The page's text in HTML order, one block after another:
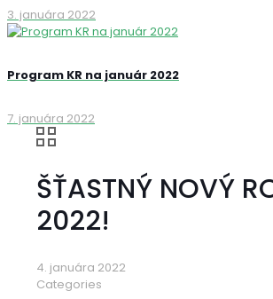
3. januára 2022
Program KR na január 2022
7. januára 2022
ŠŤASTNÝ NOVÝ
2022!
4. januára 2022
Categories